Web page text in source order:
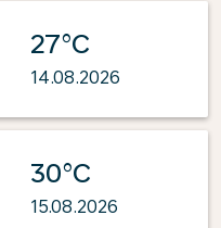
27°C
14.08.2026
30°C
15.08.2026